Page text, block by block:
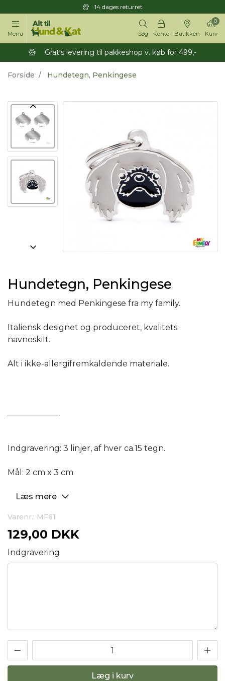
14 dages returret
Menu Søg Konto Butikken Kurv
0
Gratis levering til pakkeshop v. køb for 499,-
Forside Hundetegn, Penkingese
Hundetegn, Penkingese
Hundetegn med Penkingese fra my family.
Italiensk designet og produceret, kvalitets
navneskilt.
Alt i ikke-allergifremkaldende materiale.
Indgravering: 3 linjer, af hver ca.15 tegn.
Mål: 2 cm x 3 cm
Læs mere
Varenr.: MF61
129,00 DKK
Indgravering
Læg i kurv